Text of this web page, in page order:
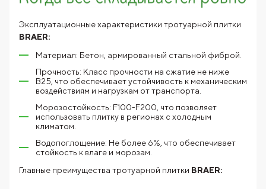
Эксплуатационные характеристики тротуарной плитки
BRAER:
Материал: Бетон, армированный стальной фиброй.
Прочность: Класс прочности на сжатие не ниже
В25, что обеспечивает устойчивость к механическим
воздействиям и нагрузкам от транспорта.
Морозостойкость: F100-F200, что позволяет
использовать плитку в регионах с холодным
климатом.
Водопоглощение: Не более 6%, что обеспечивает
стойкость к влаге и морозам.
Главные преимущества тротуарной плитки BRAER: